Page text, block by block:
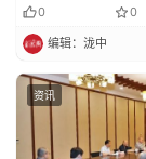
0 0
编辑：泷中
资讯